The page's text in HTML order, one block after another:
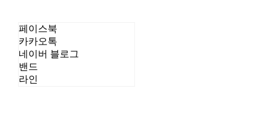
페이스북
카카오톡
네이버 블로그
밴드
라인